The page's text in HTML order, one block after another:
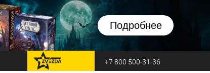
Подробнее
перейти на Zvezda +7 800 500-31-36